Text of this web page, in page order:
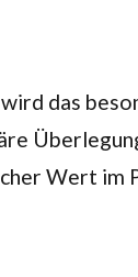
das
Wert im